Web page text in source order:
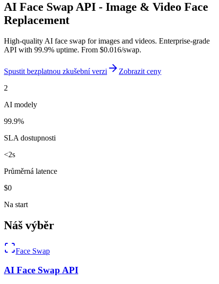
AI Face Swap API - Image & Video Face
Replacement
High-quality AI face swap for images and videos. Enterprise-grade
API with 99.9% uptime. From $0.016/swap.
Spustit bezplatnou zkušební verzi
Zobrazit ceny
2
AI modely
99.9%
SLA dostupnosti
<2s
Průměrná latence
$0
Na start
Náš výběr
Face Swap
AI Face Swap API